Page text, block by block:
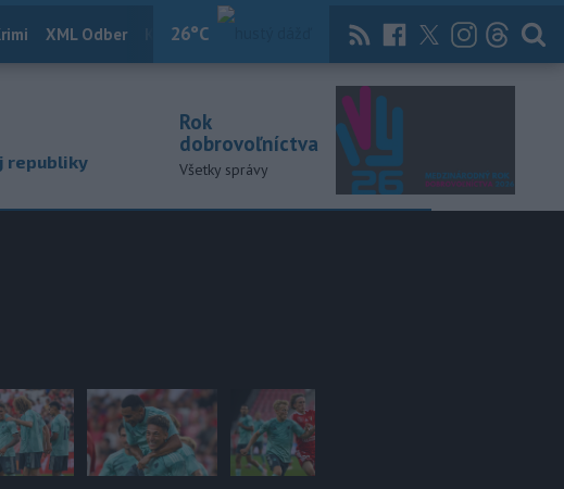
26°C
XML Odber Knihy Útulkovo Magazín News Now Archív
republiky
Rok
dobrovoľníctva
Všetky správy